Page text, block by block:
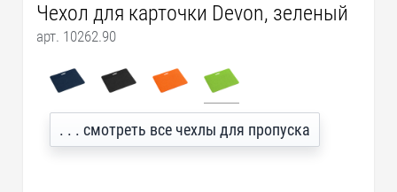
Чехол для карточки Devon, зеленый
арт. 10262.90
. . . смотреть все чехлы для пропуска